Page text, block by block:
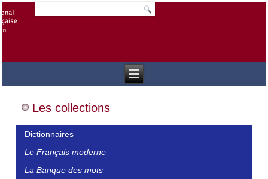
Les collections
Dictionnaires
Le Français moderne
La Banque des mots